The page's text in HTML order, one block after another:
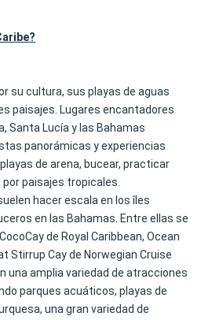
su cultura, sus playas de aguas
paisajes. Lugares encantadores
Santa Lucía y las Bahamas
panorámicas y experiencias
de arena, bucear, practicar
paisajes tropicales.
hacer escala en los îles
en las Bahamas. Entre ellas se
de Royal Caribbean, Ocean
Stirrup Cay de Norwegian Cruise
una amplia variedad de atracciones
parques acuáticos, playas de
una gran variedad de